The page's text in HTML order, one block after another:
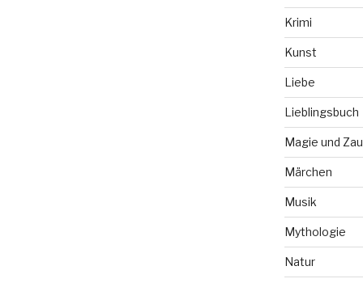
Krimi
Kunst
Liebe
Lieblingsbuch
Magie und
Märchen
Musik
Mythologie
Natur